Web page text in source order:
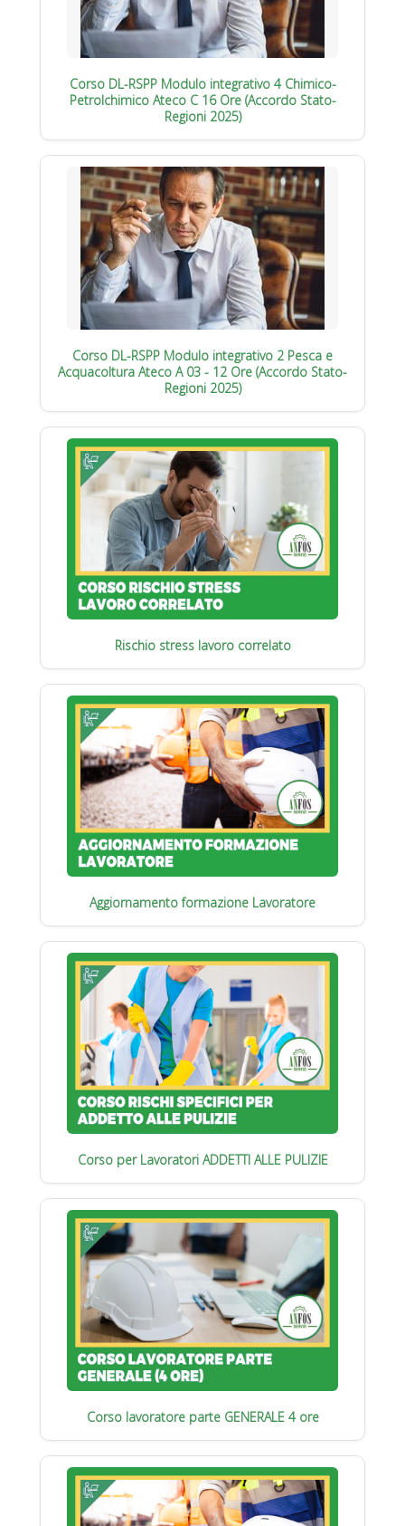
Corso DL-RSPP Modulo integrativo 4 Chimico-
Petrolchimico Ateco C 16 Ore (Accordo Stato-
Regioni 2025)
Corso DL-RSPP Modulo integrativo 2 Pesca e
Acquacoltura Ateco A 03 - 12 Ore (Accordo Stato-
Regioni 2025)
Rischio stress lavoro correlato
Aggiornamento formazione Lavoratore
Corso per Lavoratori ADDETTI ALLE PULIZIE
Corso lavoratore parte GENERALE 4 ore